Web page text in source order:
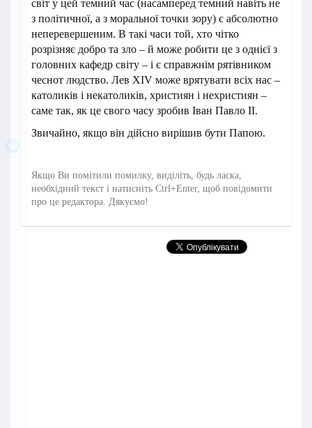
світ у цей темний час (насамперед темний навіть не
з політичної, а з моральної точки зору) є абсолютно
неперевершеним. В такі часи той, хто чітко
розрізняє добро та зло – й може робити це з однієї з
головних кафедр світу – і є справжнім рятівником
чеснот людство. Лев XIV може врятувати всіх нас –
католиків і некатоликів, християн і нехристиян –
саме так, як це свого часу зробив Іван Павло ІІ.
Звичайно, якщо він дійсно вирішив бути Папою.
Якщо Ви помітили помилку, виділіть, будь ласка,
необхідний текст і натисніть Ctrl+Enter, щоб повідомити
про це редактора. Дякуємо!